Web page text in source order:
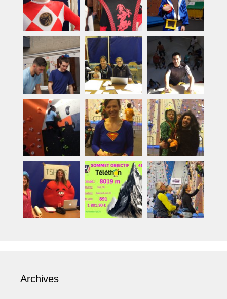
Archives